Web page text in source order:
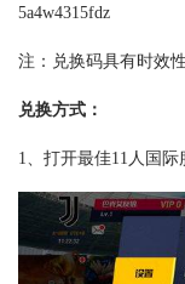
5a4w4315fdz
注：兑换码具有时效
兑换方式：
1、打开最佳11人国